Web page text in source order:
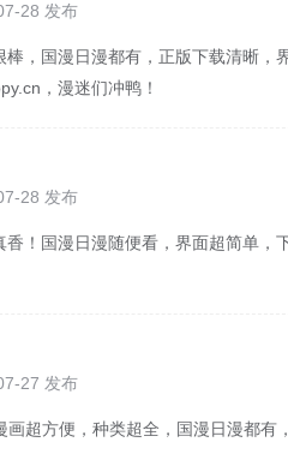
28 发布
棒，国漫日漫都有，正版下载清晰，
，漫迷们冲鸭！
28 发布
香！国漫日漫随便看，界面超简单
27 发布
画超方便，种类超全，国漫日漫都